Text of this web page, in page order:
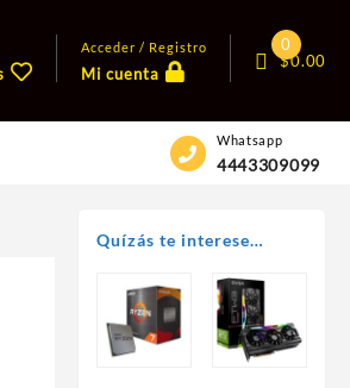
Acceder / Registro
Mi cuenta
0
$0.00
Whatsapp
4443309099
Quízás te interese…